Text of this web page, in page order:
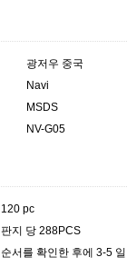
광저우 중국
Navi
MSDS
NV-G05
120 pc
판지 당 288PCS
순서를 확인한 후에 3-5 일